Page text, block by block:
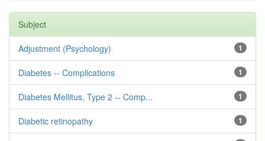
Subject
1
Adjustment ‪(Psychology)
1
Diabetes -- Complications
1
Diabetes Mellitus, Type 2 -- Comp...
1
Diabetic retinopathy